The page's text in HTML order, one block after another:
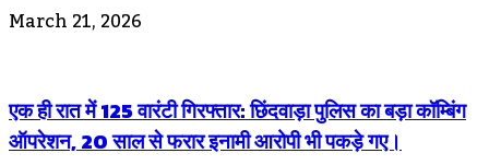
March 21, 2026
एक ही रात में 125 वारंटी गिरफ्तार: छिंदवाड़ा पुलिस का बड़ा कॉम्बिंग
ऑपरेशन, 20 साल से फरार इनामी आरोपी भी पकड़े गए।